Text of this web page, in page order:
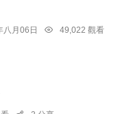
八月06日
49,022 觀看